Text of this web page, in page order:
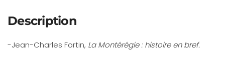
Description
-Jean-Charles Fortin, La Montérégie : histoire en bref.